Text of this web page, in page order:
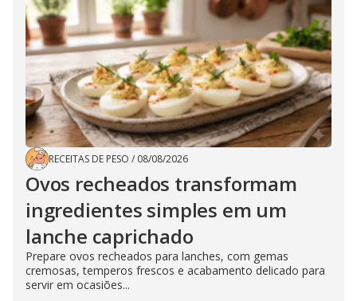
RECEITAS DE PESO / 08/08/2026
Ovos recheados transformam
ingredientes simples em um
lanche caprichado
Prepare ovos recheados para lanches, com gemas
cremosas, temperos frescos e acabamento delicado para
servir em ocasiões...